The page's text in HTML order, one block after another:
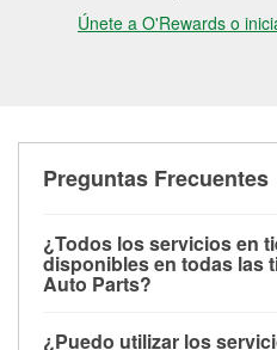
Únete a O'Rewards o
Preguntas Frecuentes
¿Todos los servicios en
disponibles en todas las
Auto Parts?
¿Puedo utilizar los